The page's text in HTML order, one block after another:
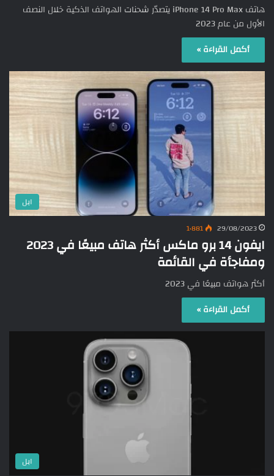
هاتف iPhone 14 Pro Max يتصدّر شحنات الهواتف الذكية خلال النصف
الأول من عام 2023
أكمل القراءة »
ابل
29/08/2023 1٬881
ايفون 14 برو ماكس أكثر هاتف مبيعًا في 2023
ومفاجأة في القائمة
أكثر هواتف مبيعًا في 2023
أكمل القراءة »
ابل